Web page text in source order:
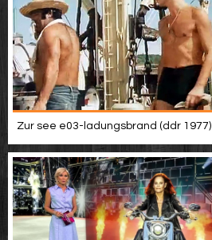
Zur see e03-ladungsbrand (ddr 1977)